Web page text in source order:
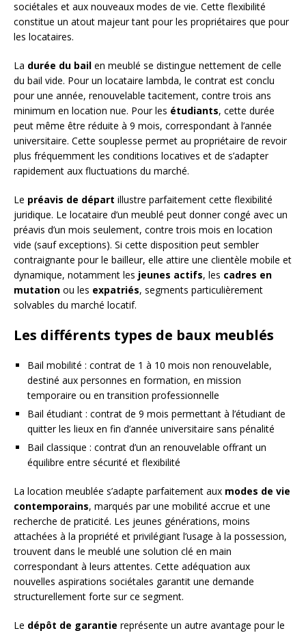
sociétales et aux nouveaux modes de vie. Cette flexibilité
constitue un atout majeur tant pour les propriétaires que pour
les locataires.
La durée du bail en meublé se distingue nettement de celle
du bail vide. Pour un locataire lambda, le contrat est conclu
pour une année, renouvelable tacitement, contre trois ans
minimum en location nue. Pour les étudiants, cette durée
peut même être réduite à 9 mois, correspondant à l’année
universitaire. Cette souplesse permet au propriétaire de revoir
plus fréquemment les conditions locatives et de s’adapter
rapidement aux fluctuations du marché.
Le préavis de départ illustre parfaitement cette flexibilité
juridique. Le locataire d’un meublé peut donner congé avec un
préavis d’un mois seulement, contre trois mois en location
vide (sauf exceptions). Si cette disposition peut sembler
contraignante pour le bailleur, elle attire une clientèle mobile et
dynamique, notamment les jeunes actifs, les cadres en
mutation ou les expatriés, segments particulièrement
solvables du marché locatif.
Les différents types de baux meublés
Bail mobilité : contrat de 1 à 10 mois non renouvelable,
destiné aux personnes en formation, en mission
temporaire ou en transition professionnelle
Bail étudiant : contrat de 9 mois permettant à l’étudiant de
quitter les lieux en fin d’année universitaire sans pénalité
Bail classique : contrat d’un an renouvelable offrant un
équilibre entre sécurité et flexibilité
La location meublée s’adapte parfaitement aux modes de vie
contemporains, marqués par une mobilité accrue et une
recherche de praticité. Les jeunes générations, moins
attachées à la propriété et privilégiant l’usage à la possession,
trouvent dans le meublé une solution clé en main
correspondant à leurs attentes. Cette adéquation aux
nouvelles aspirations sociétales garantit une demande
structurellement forte sur ce segment.
Le dépôt de garantie représente un autre avantage pour le